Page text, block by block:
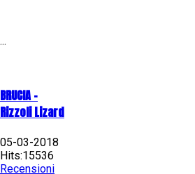
...
BRUCIA -
Rizzoli Lizard
05-03-2018
Hits:15536
Recensioni